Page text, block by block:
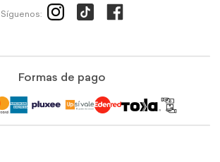
Síguenos:
Formas de pago